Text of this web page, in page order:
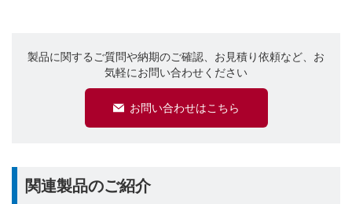
製品に関するご質問や納期のご確認、お見積り依頼など、お
気軽にお問い合わせください
お問い合わせはこちら
関連製品のご紹介